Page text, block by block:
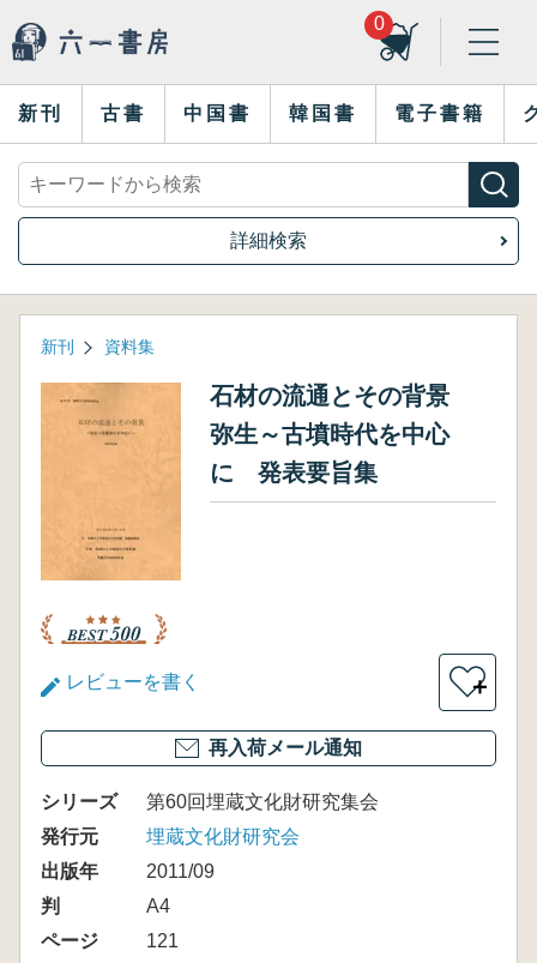
0
新刊 古書 中国書 韓国書 電子書籍
詳細検索
新刊 資料集
石材の流通とその背景
弥生～古墳時代を中心
に 発表要旨集
レビューを書く ＋
再入荷メール通知
シリーズ
第60回埋蔵文化財研究集会
発行元
埋蔵文化財研究会
出版年
2011/09
判
A4
ページ
121